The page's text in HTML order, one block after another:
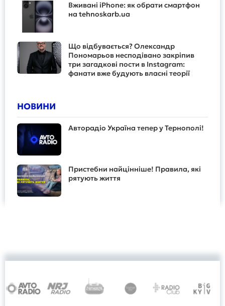
Вживані iPhone: як обрати смартфон
на tehnoskarb.ua
Що відбувається? Олександр
Пономарьов несподівано закріпив
три загадкові пости в Instagram:
фанати вже будують власні теорії
НОВИНИ
Авторадіо Україна тепер у Тернополі!
Пристебни найцінніше! Правила, які
рятують життя